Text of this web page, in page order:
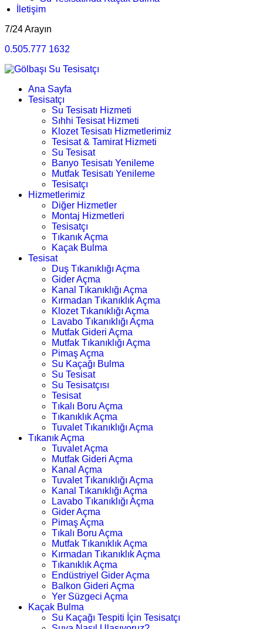
İletişim
7/24 Arayın
0.505.777 1632
Ana Sayfa
Tesisatçı
Su Tesisatı Hizmeti
Sıhhi Tesisat Hizmeti
Klozet Tesisatı Hizmetlerimiz
Tesisat & Tamirat Hizmeti
Su Tesisat
Banyo Tesisatı Yenileme
Mutfak Tesisatı Yenileme
Tesisatçı
Hizmetlerimiz
Diğer Hizmetler
Montaj Hizmetleri
Tesisatçı
Tıkanık Açma
Kaçak Bulma
Tesisat
Duş Tıkanıklığı Açma
Gider Açma
Kanal Tıkanıklığı Açma
Kırmadan Tıkanıklık Açma
Klozet Tıkanıklığı Açma
Lavabo Tıkanıklığı Açma
Mutfak Gideri Açma
Mutfak Tıkanıklığı Açma
Pimaş Açma
Su Kaçağı Bulma
Su Tesisat
Su Tesisatçısı
Tesisat
Tıkalı Boru Açma
Tıkanıklık Açma
Tuvalet Tıkanıklığı Açma
Tıkanık Açma
Tuvalet Açma
Mutfak Gideri Açma
Kanal Açma
Tuvalet Tıkanıklığı Açma
Kanal Tıkanıklığı Açma
Lavabo Tıkanıklığı Açma
Gider Açma
Pimaş Açma
Tıkalı Boru Açma
Mutfak Tıkanıklık Açma
Kırmadan Tıkanıklık Açma
Tıkanıklık Açma
Endüstriyel Gider Açma
Balkon Gideri Açma
Yer Süzgeci Açma
Kaçak Bulma
Su Kaçağı Tespiti İçin Tesisatçı